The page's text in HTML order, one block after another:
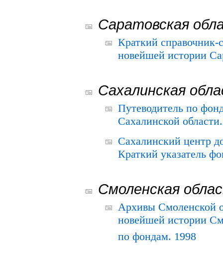
Саратовская
Краткий
новейшей истории
Сахалинская
Путеводитель по
Сахалинской
Сахалинский центр
Краткий указатель
Смоленская
Архивы Смоленской
новейшей истории
по фондам. 1998